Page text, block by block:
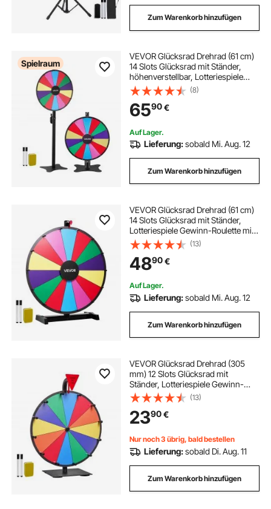
Zum Warenkorb hinzufügen
Spielraum
VEVOR Glücksrad Drehrad (61 cm)
14 Slots Glücksrad mit Ständer,
höhenverstellbar, Lotteriespiele
Gewinn-Roulette mit
Tafelschwamm & 2 Markern, 6
Farben, ideal für Party Kneipe
Messe
(8)
6590€
Auf Lager.
Lieferung:sobald Mi. Aug. 12
Zum Warenkorb hinzufügen
VEVOR Glücksrad Drehrad (61 cm)
14 Slots Glücksrad mit Ständer,
Lotteriespiele Gewinn-Roulette mit
Tafelschwamm & 2 Markern, 6
Farben, Spinning Prize Wheel ideal
für Party Kneipe Messe
(13)
4890€
Auf Lager.
Lieferung:sobald Mi. Aug. 12
Zum Warenkorb hinzufügen
VEVOR Glücksrad Drehrad (305
mm) 12 Slots Glücksrad mit
Ständer, Lotteriespiele Gewinn-
Roulette mit Tafelschwamm und 2
Markern, 6 Farben, Spinning Prize
Wheel ideal für Party Kneipe Messe
(13)
2390€
Nur noch 3 übrig, bald bestellen
Lieferung:sobald Di. Aug. 11
Zum Warenkorb hinzufügen